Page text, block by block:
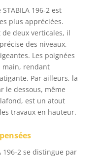
plan que la
intérieure
DE HAUTE
: La
de
LOCKED
assure une
à long terme.
de mesure
normale et
± 0,5 mm/m.
+50 °C PRATIQUE :
196-2 est
plus appréciées.
de deux verticales, il
des niveaux,
Les poignées
main, rendant
Par ailleurs, la
le dessous, même
est un atout
travaux en hauteur.
196-2 se distingue par